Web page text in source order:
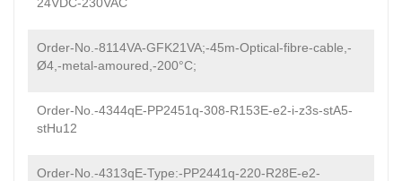
Order-No.-8114VA-GFK21VA;-45m-Optical-fibre-cable,-
Ø4,-metal-amoured,-200°C;
Order-No.-4344qE-PP2451q-308-R153E-e2-i-z3s-stA5-
stHu12
Order-No.-4313qE-Type:-PP2441q-220-R28E-e2-